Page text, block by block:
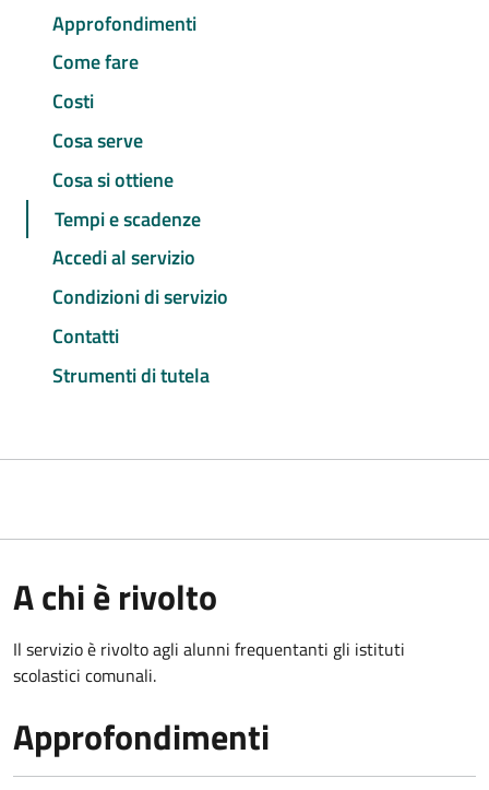
Approfondimenti
Come fare
Costi
Cosa serve
Cosa si ottiene
Tempi e scadenze
Accedi al servizio
Condizioni di servizio
Contatti
Strumenti di tutela
A chi è rivolto
Il servizio è rivolto agli alunni frequentanti gli istituti
scolastici comunali.
Approfondimenti